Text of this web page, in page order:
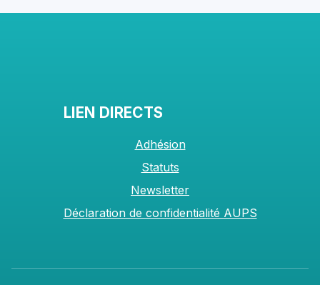
LIEN DIRECTS
Adhésion
Statuts
Newsletter
Déclaration de confidentialité AUPS